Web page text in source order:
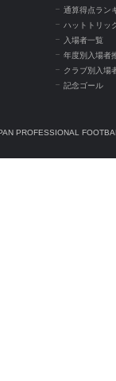
通算得点ラン
ハットトリッ
入場者一覧
年度別入場者
クラブ別入場
記念ゴール
PROFESSIONAL